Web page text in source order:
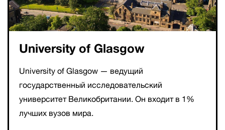
University of Glasgow
University of Glasgow — ведущий
государственный исследовательский
университет Великобритании. Он входит в 1%
лучших вузов мира.